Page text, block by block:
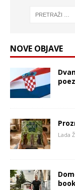
NOVE OBJAVE
Lada